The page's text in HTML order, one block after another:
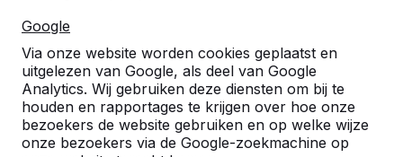
Google
Via onze website worden cookies geplaatst en
uitgelezen van Google, als deel van Google
Analytics. Wij gebruiken deze diensten om bij te
houden en rapportages te krijgen over hoe onze
bezoekers de website gebruiken en op welke wijze
onze bezoekers via de Google-zoekmachine op